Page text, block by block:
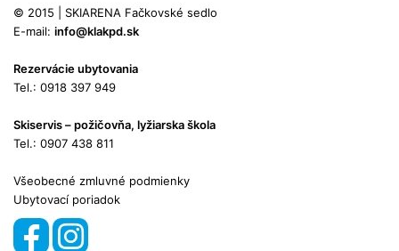
© 2015 | SKIARENA Fačkovské sedlo
E-mail: info@klakpd.sk
Rezervácie ubytovania
Tel.: 0918 397 949
Skiservis – požičovňa, lyžiarska škola
Tel.: 0907 438 811
Všeobecné zmluvné podmienky
Ubytovací poriadok